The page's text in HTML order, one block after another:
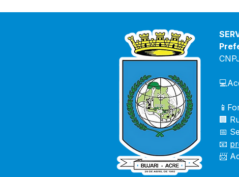
🏢
📅
📧
📨